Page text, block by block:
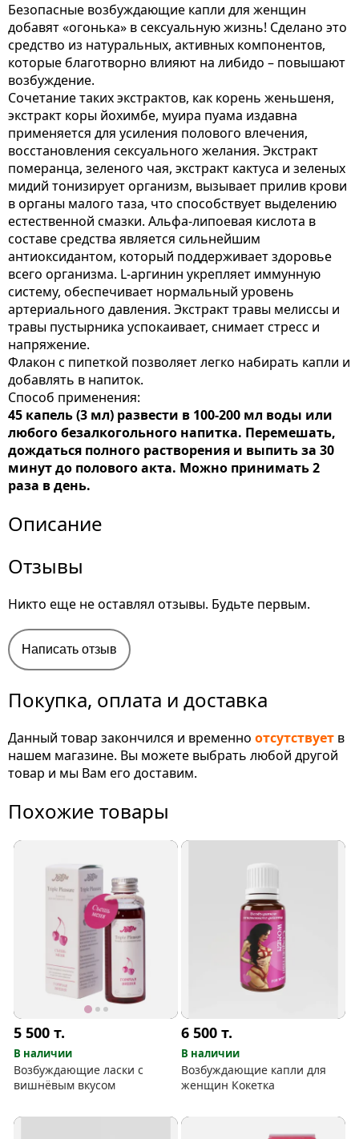
Безопасные возбуждающие капли для женщин
добавят «огонька» в сексуальную жизнь! Сделано это
средство из натуральных, активных компонентов,
которые благотворно влияют на либидо – повышают
возбуждение.
Сочетание таких экстрактов, как корень женьшеня,
экстракт коры йохимбе, муира пуама издавна
применяется для усиления полового влечения,
восстановления сексуального желания. Экстракт
померанца, зеленого чая, экстракт кактуса и зеленых
мидий тонизирует организм, вызывает прилив крови
в органы малого таза, что способствует выделению
естественной смазки. Альфа-липоевая кислота в
составе средства является сильнейшим
антиоксидантом, который поддерживает здоровье
всего организма. L-аргинин укрепляет иммунную
систему, обеспечивает нормальный уровень
артериального давления. Экстракт травы мелиссы и
травы пустырника успокаивает, снимает стресс и
напряжение.
Флакон с пипеткой позволяет легко набирать капли и
добавлять в напиток.
Способ применения:
45 капель (3 мл) развести в 100-200 мл воды или
любого безалкогольного напитка. Перемешать,
дождаться полного растворения и выпить за 30
минут до полового акта. Можно принимать 2
раза в день.
Описание
Отзывы
Никто еще не оставлял отзывы. Будьте первым.
Написать отзыв
Покупка, оплата и доставка
Данный товар закончился и временно отсутствует в
нашем магазине. Вы можете выбрать любой другой
товар и мы Вам его доставим.
Похожие товары
5 500т.
В наличии
Возбуждающие ласки с
вишнёвым вкусом
6 500т.
В наличии
Возбуждающие капли для
женщин Кокетка